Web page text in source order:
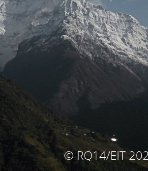
© RQ14/EIT